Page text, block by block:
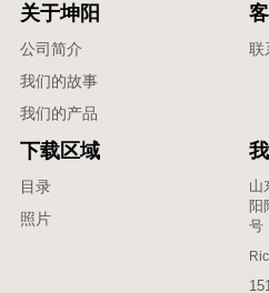
关于坤阳
公司简介
我们的故事
我们的产品
联
下载区域
目录
照片
山
阳
号